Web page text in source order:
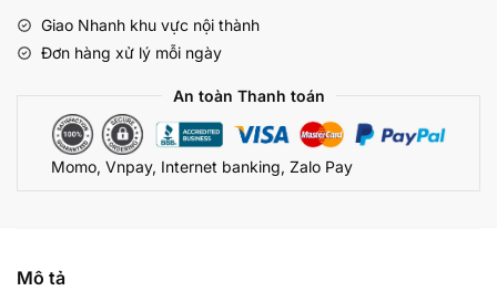
khít
vùng
MoVO
lượng
Giao Nhanh khu vực nội thành
Đơn hàng xử lý mỗi ngày
An toàn Thanh toán
Momo, Vnpay, Internet banking, Zalo Pay
Mô tả